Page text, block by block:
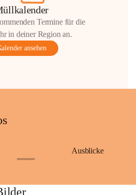
Termine für die
in deiner Region an.
ansehen
Ausblicke